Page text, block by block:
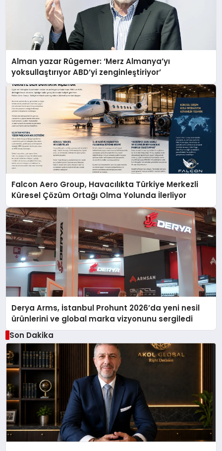
Alman yazar Rügemer: ‘Merz Almanya’yı
yoksullaştırıyor ABD’yi zenginleştiriyor’
Falcon Aero Group, Havacılıkta Türkiye Merkezli
Küresel Çözüm Ortağı Olma Yolunda İlerliyor
Derya Arms, İstanbul Prohunt 2026’da yeni nesil
ürünlerini ve global marka vizyonunu sergiledi
Son Dakika